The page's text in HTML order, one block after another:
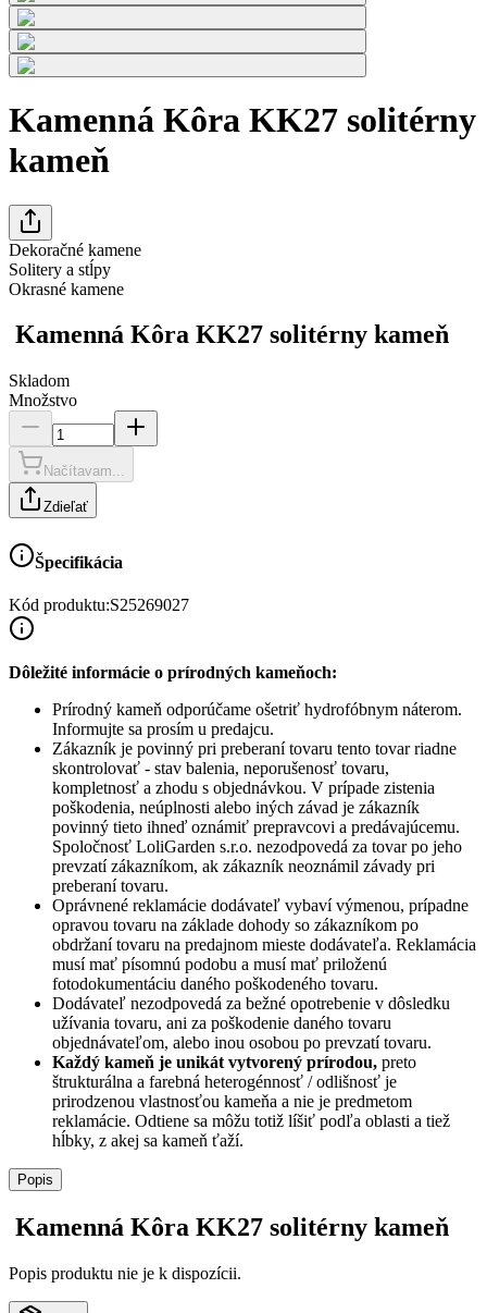
Kamenná Kôra KK27 solitérny
kameň
Dekoračné kamene
Solitery a stĺpy
Okrasné kamene
Kamenná Kôra KK27 solitérny kameň
Skladom
Množstvo
Načítavam...
Zdieľať
Špecifikácia
Kód produktu:S25269027
Dôležité informácie o prírodných kameňoch:
Prírodný kameň odporúčame ošetriť hydrofóbnym náterom.
Informujte sa prosím u predajcu.
Zákazník je povinný pri preberaní tovaru tento tovar riadne
skontrolovať - stav balenia, neporušenosť tovaru,
kompletnosť a zhodu s objednávkou. V prípade zistenia
poškodenia, neúplnosti alebo iných závad je zákazník
povinný tieto ihneď oznámiť prepravcovi a predávajúcemu.
Spoločnosť LoliGarden s.r.o. nezodpovedá za tovar po jeho
prevzatí zákazníkom, ak zákazník neoznámil závady pri
preberaní tovaru.
Oprávnené reklamácie dodávateľ vybaví výmenou, prípadne
opravou tovaru na základe dohody so zákazníkom po
obdržaní tovaru na predajnom mieste dodávateľa. Reklamácia
musí mať písomnú podobu a musí mať priloženú
fotodokumentáciu daného poškodeného tovaru.
Dodávateľ nezodpovedá za bežné opotrebenie v dôsledku
užívania tovaru, ani za poškodenie daného tovaru
objednávateľom, alebo inou osobou po prevzatí tovaru.
Každý kameň je unikát vytvorený prírodou, preto
štrukturálna a farebná heterogénnosť / odlišnosť je
prirodzenou vlastnosťou kameňa a nie je predmetom
reklamácie. Odtiene sa môžu totiž líšiť podľa oblasti a tiež
hĺbky, z akej sa kameň ťaží.
Popis
Kamenná Kôra KK27 solitérny kameň
Popis produktu nie je k dispozícii.